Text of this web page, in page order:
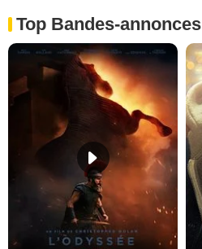
Top Bandes-annonces